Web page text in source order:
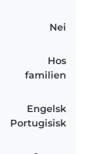
Nei
Hos
familien
Engelsk
Portugisisk